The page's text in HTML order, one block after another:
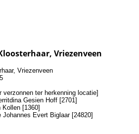
Vriezenveen
Vriezenveen
verzonnen ter herkenning locatie]
Gesien Hoff [2701]
Kollen [1360]
Johannes Evert Biglaar [24820]